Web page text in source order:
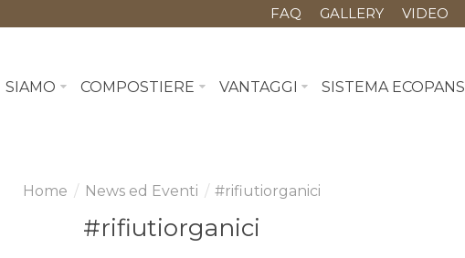
FAQ GALLERY VIDEO
SIAMO COMPOSTIERE VANTAGGI SISTEMA ECOPANS
News ed Eventi #rifiutiorganici
#rifiutiorganici